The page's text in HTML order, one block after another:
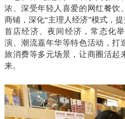
浓、深受年轻人喜爱的网红餐饮
商铺，深化“主理人经济”模式，
首店经济、夜间经济，常态化
演、潮流嘉年华等特色活动，打
旅消费等多元场景，让商圈活起
来。